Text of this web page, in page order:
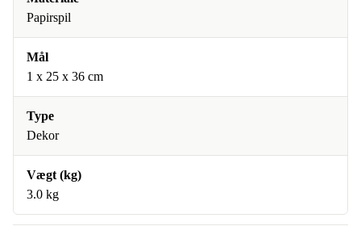
Papirspil
Mål
1 x 25 x 36 cm
Type
Dekor
Vægt (kg)
3.0 kg